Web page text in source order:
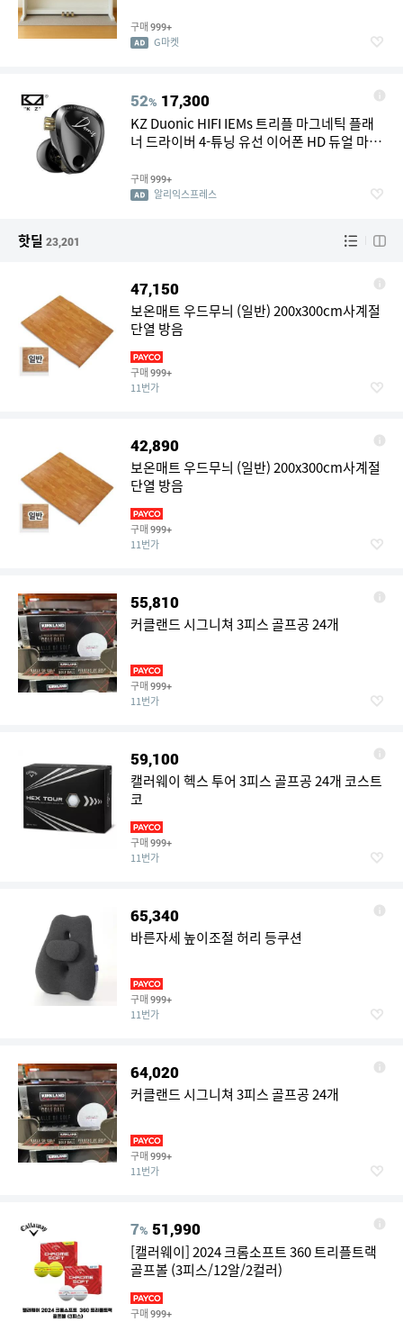
구매 999+
G마켓
52% 17,300
KZ Duonic HIFI IEMs 트리플 마그네틱 플래
너 드라이버 4-튜닝 유선 이어폰 HD 듀얼 마이
구매 999+
알리익스프레스
핫딜 23,201
47,150
보온매트 우드무늬 (일반) 200x300cm사계절
단열 방음
구매 999+
11번가
42,890
보온매트 우드무늬 (일반) 200x300cm사계절
단열 방음
구매 999+
11번가
55,810
커클랜드 시그니쳐 3피스 골프공 24개
구매 999+
11번가
59,100
캘러웨이 헥스 투어 3피스 골프공 24개 코스트
코
구매 999+
11번가
65,340
바른자세 높이조절 허리 등쿠션
구매 999+
11번가
64,020
커클랜드 시그니쳐 3피스 골프공 24개
구매 999+
11번가
7% 51,990
[캘러웨이] 2024 크롬소프트 360 트리플트랙
골프볼 (3피스/12알/2컬러)
구매 999+